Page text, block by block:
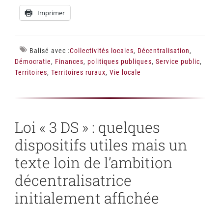
Imprimer
Balisé avec :Collectivités locales, Décentralisation,
Démocratie, Finances, politiques publiques, Service public,
Territoires, Territoires ruraux, Vie locale
Loi « 3 DS » : quelques
dispositifs utiles mais un
texte loin de l’ambition
décentralisatrice
initialement affichée